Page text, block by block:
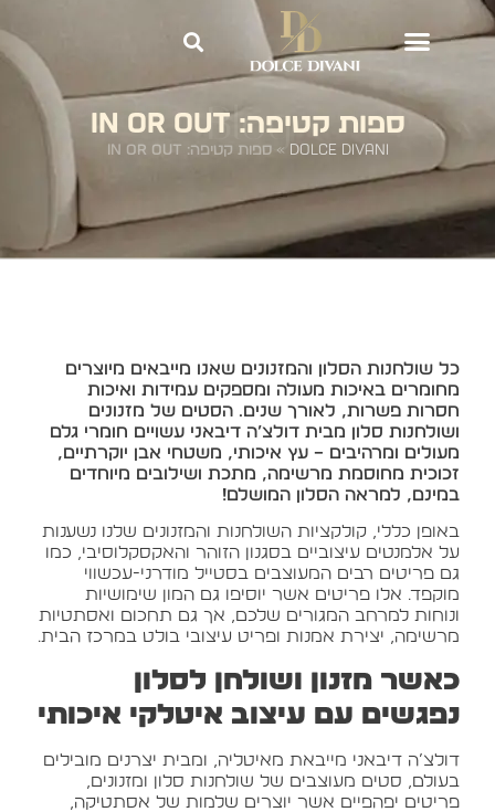
Blog
ספות קטיפה: IN or OUT
Dolce Divani
»ספות קטיפה: IN or OUT
כל שולחנות הסלון והמזנונים שאנו מייבאים מיוצרים
מחומרים באיכות מעולה ומספקים עמידות ואיכות
חסרות פשרות, לאורך שנים. הסטים של מזנונים
ושולחנות סלון מבית דולצ’ה דיבאני עשויים חומרי גלם
מעולים ומרהיבים – עץ איכותי, משטחי אבן יוקרתיים,
זכוכית מחוסמת מרשימה, מתכת ושילובים מיוחדים
במינם, למראה הסלון המושלם!
באופן כללי, קולקציות השולחנות והמזנונים שלנו נשענות
על אלמנטים עיצוביים בסגנון הזוהר והאקסקלוסיבי, כמו
גם פריטים רבים המעוצבים בסטייל מודרני-עכשווי
מוקפד. אלו פריטים אשר יוסיפו גם המון שימושיות
ונוחות למרחב המגורים שלכם, אך גם תחכום ואסתטיות
מרשימה, יצירת אמנות ופריט עיצובי בולט במרכז הבית.
כאשר מזנון ושולחן לסלון
נפגשים עם עיצוב איטלקי איכותי
דולצ’ה דיבאני מייבאת מאיטליה, ומבית יצרנים מובילים
בעולם, סטים מעוצבים של שולחנות סלון ומזנונים,
פריטים יפהפיים אשר יוצרים שלמות של אסתטיקה,